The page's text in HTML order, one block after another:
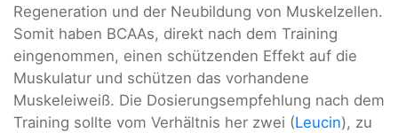
Regeneration und der Neubildung von Muskelzellen.
Somit haben BCAAs, direkt nach dem Training
eingenommen, einen schützenden Effekt auf die
Muskulatur und schützen das vorhandene
Muskeleiweiß. Die Dosierungsempfehlung nach dem
Training sollte vom Verhältnis her zwei (Leucin), zu